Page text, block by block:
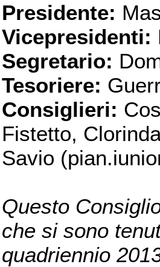
Presidente:
Vicepresidenti:
Segretario:
Tesoriere:
Consiglieri:
Fistetto,
Savio
Questo
che si sono
quadriennio